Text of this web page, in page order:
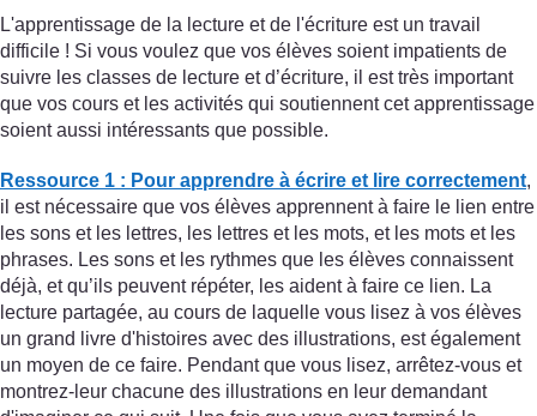
L'apprentissage de la lecture et de l'écriture est un travail
difficile ! Si vous voulez que vos élèves soient impatients de
suivre les classes de lecture et d’écriture, il est très important
que vos cours et les activités qui soutiennent cet apprentissage
soient aussi intéressants que possible.
Ressource 1 : Pour apprendre à écrire et lire correctement,
il est nécessaire que vos élèves apprennent à faire le lien entre
les sons et les lettres, les lettres et les mots, et les mots et les
phrases. Les sons et les rythmes que les élèves connaissent
déjà, et qu’ils peuvent répéter, les aident à faire ce lien. La
lecture partagée, au cours de laquelle vous lisez à vos élèves
un grand livre d'histoires avec des illustrations, est également
un moyen de ce faire. Pendant que vous lisez, arrêtez-vous et
montrez-leur chacune des illustrations en leur demandant